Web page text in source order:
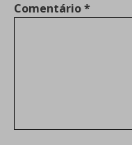
Comentário*